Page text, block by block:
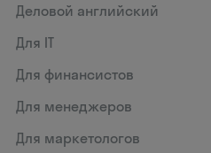
Деловой английский
Для IT
Для финансистов
Для менеджеров
Для маркетологов